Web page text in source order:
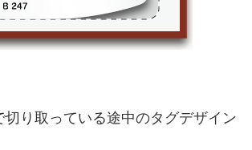
切り取っている途中のタグデザイン